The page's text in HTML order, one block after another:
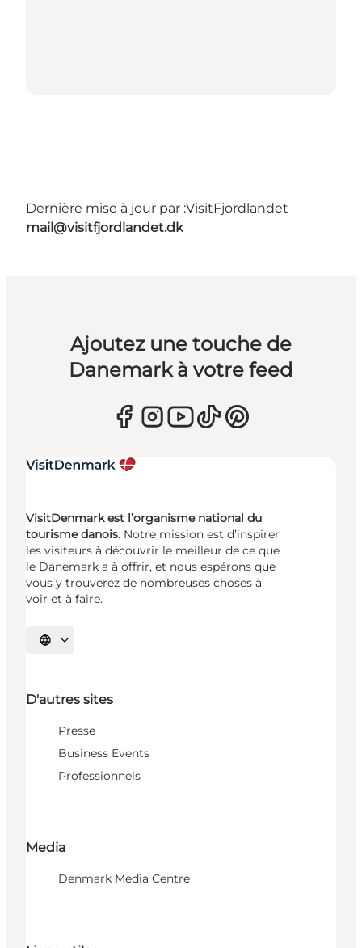
Dernière mise à jour par :VisitFjordlandet
mail@visitfjordlandet.dk
Ajoutez une touche de
Danemark à votre feed
VisitDenmark est l’organisme national du
tourisme danois. Notre mission est d’inspirer
les visiteurs à découvrir le meilleur de ce que
le Danemark a à offrir, et nous espérons que
vous y trouverez de nombreuses choses à
voir et à faire.
Choisissez la langue
D'autres sites
Presse
Business Events
Professionnels
Media
Denmark Media Centre